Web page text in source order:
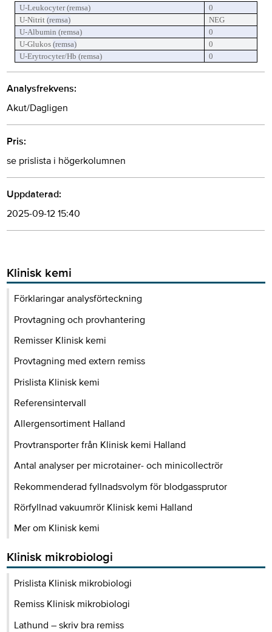
U-Leukocyter (remsa)
0
U-Nitrit (remsa)
NEG
U-Albumin (remsa)
0
U-Glukos (remsa)
0
U-Erytrocyter/Hb (remsa) 0
Analysfrekvens:
Akut/Dagligen
Pris:
se prislista i högerkolumnen
Uppdaterad:
2025-09-12 15:40
Klinisk kemi
Förklaringar analysförteckning
Provtagning och provhantering
Remisser Klinisk kemi
Provtagning med extern remiss
Prislista Klinisk kemi
Referensintervall
Allergensortiment Halland
Provtransporter från Klinisk kemi Halland
Antal analyser per microtainer- och minicollectrör
Rekommenderad fyllnadsvolym för blodgassprutor
Rörfyllnad vakuumrör Klinisk kemi Halland
Mer om Klinisk kemi
Klinisk mikrobiologi
Prislista Klinisk mikrobiologi
Remiss Klinisk mikrobiologi
Lathund – skriv bra remiss